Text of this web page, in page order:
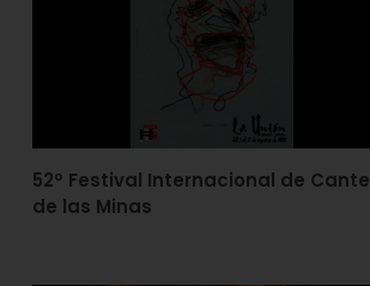
52º Festival Internacional de Cante
de las Minas